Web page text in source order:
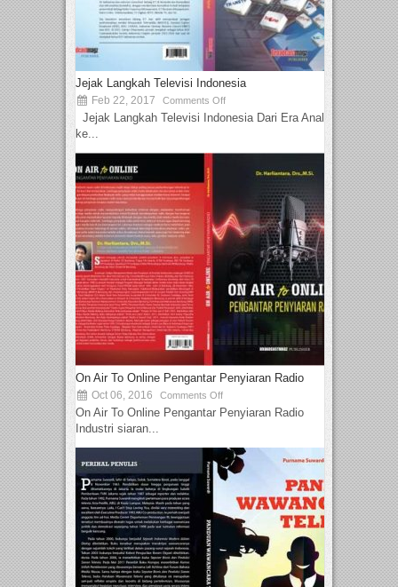
Jejak Langkah Televisi Indonesia
Feb 22, 2017 Comments Off
Jejak Langkah Televisi Indonesia Dari Era Analog
ke...
On Air To Online Pengantar Penyiaran Radio
Oct 06, 2016 Comments Off
On Air To Online Pengantar Penyiaran Radio
Industri siaran...